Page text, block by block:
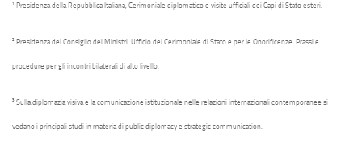
¹ Presidenza della Repubblica Italiana, Cerimoniale diplomatico e visite ufficiali dei Capi di Stato esteri.
² Presidenza del Consiglio dei Ministri, Ufficio del Cerimoniale di Stato e per le Onorificenze, Prassi e
procedure per gli incontri bilaterali di alto livello.
³ Sulla diplomazia visiva e la comunicazione istituzionale nelle relazioni internazionali contemporanee si
vedano i principali studi in materia di public diplomacy e strategic communication.